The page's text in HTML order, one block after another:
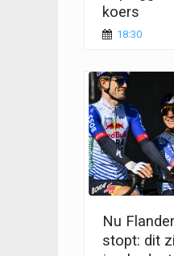
koers
18:30
Nu
stopt: dit